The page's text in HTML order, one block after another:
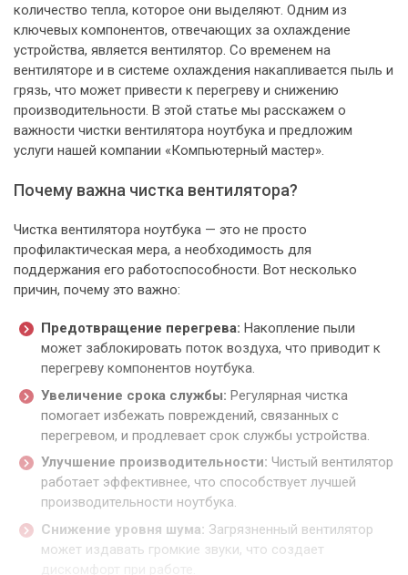
количество тепла, которое они выделяют. Одним из
ключевых компонентов, отвечающих за охлаждение
устройства, является вентилятор. Со временем на
вентиляторе и в системе охлаждения накапливается пыль и
грязь, что может привести к перегреву и снижению
производительности. В этой статье мы расскажем о
важности чистки вентилятора ноутбука и предложим
услуги нашей компании «Компьютерный мастер».
Почему важна чистка вентилятора?
Чистка вентилятора ноутбука — это не просто
профилактическая мера, а необходимость для
поддержания его работоспособности. Вот несколько
причин, почему это важно:
Предотвращение перегрева: Накопление пыли
может заблокировать поток воздуха, что приводит к
перегреву компонентов ноутбука.
Увеличение срока службы: Регулярная чистка
помогает избежать повреждений, связанных с
перегревом, и продлевает срок службы устройства.
Улучшение производительности: Чистый вентилятор
работает эффективнее, что способствует лучшей
производительности ноутбука.
Снижение уровня шума: Загрязненный вентилятор
может издавать громкие звуки, что создает